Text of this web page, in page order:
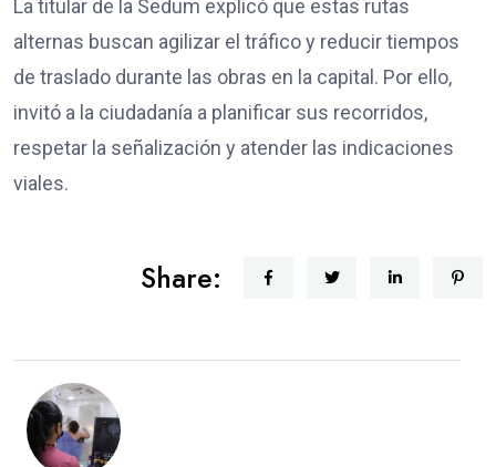
La titular de la Sedum explicó que estas rutas
alternas buscan agilizar el tráfico y reducir tiempos
de traslado durante las obras en la capital. Por ello,
invitó a la ciudadanía a planificar sus recorridos,
respetar la señalización y atender las indicaciones
viales.
Share: